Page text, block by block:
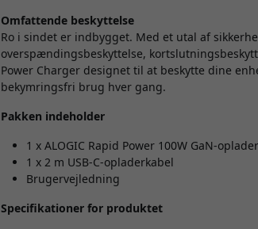
Omfattende beskyttelse
Ro i sindet er indbygget. Med et utal af
overspændingsbeskyttelse,
Power Charger designet til at beskytte dine
bekymringsfri brug hver gang.
Pakken indeholder
1 x ALOGIC Rapid Power 100W GaN-
1 x 2 m USB-C-opladerkabel
Brugervejledning
Specifikationer for produktet